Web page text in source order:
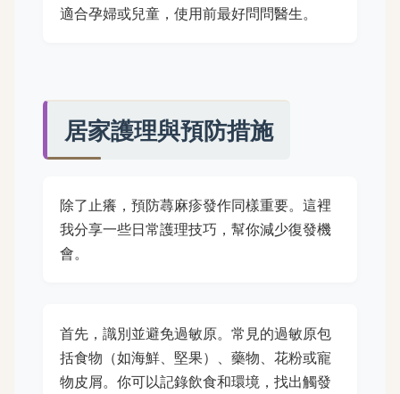
適合孕婦或兒童，使用前最好問問醫生。
居家護理與預防措施
除了止癢，預防蕁麻疹發作同樣重要。這裡
我分享一些日常護理技巧，幫你減少復發機
會。
首先，識別並避免過敏原。常見的過敏原包
括食物（如海鮮、堅果）、藥物、花粉或寵
物皮屑。你可以記錄飲食和環境，找出觸發